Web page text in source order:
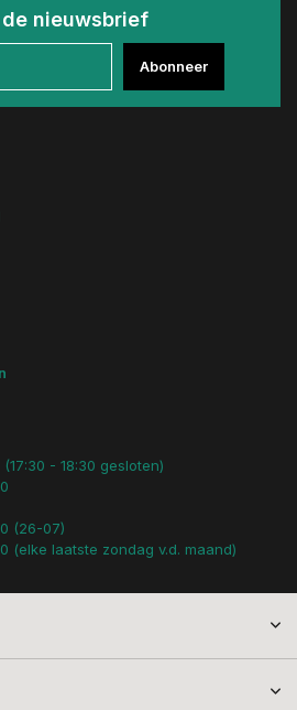
nieuwsbrief
Abonneer
(17:30 - 18:30 gesloten)
(26-07)
(elke laatste zondag v.d. maand)